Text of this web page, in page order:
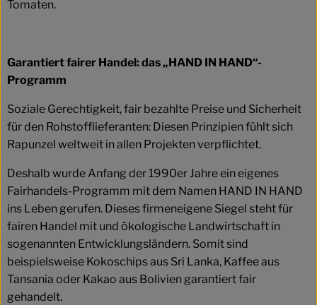
Tomaten.
Garantiert fairer Handel: das „HAND IN HAND“-
Programm
Soziale Gerechtigkeit, fair bezahlte Preise und Sicherheit
für den Rohstofflieferanten: Diesen Prinzipien fühlt sich
Rapunzel weltweit in allen Projekten verpflichtet.
Deshalb wurde Anfang der 1990er Jahre ein eigenes
Fairhandels-Programm mit dem Namen HAND IN HAND
ins Leben gerufen. Dieses firmeneigene Siegel steht für
fairen Handel mit und ökologische Landwirtschaft in
sogenannten Entwicklungsländern. Somit sind
beispielsweise Kokoschips aus Sri Lanka, Kaffee aus
Tansania oder Kakao aus Bolivien garantiert fair
gehandelt.